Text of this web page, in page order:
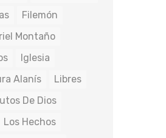
Filemón
Montaño
Iglesia
Alanís
Libres
De Dios
Los Hechos